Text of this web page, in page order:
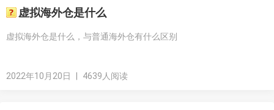
虚拟海外仓是什么
虚拟海外仓是什么，与普通海外仓有什么区别
2022年10月20日 4639人阅读